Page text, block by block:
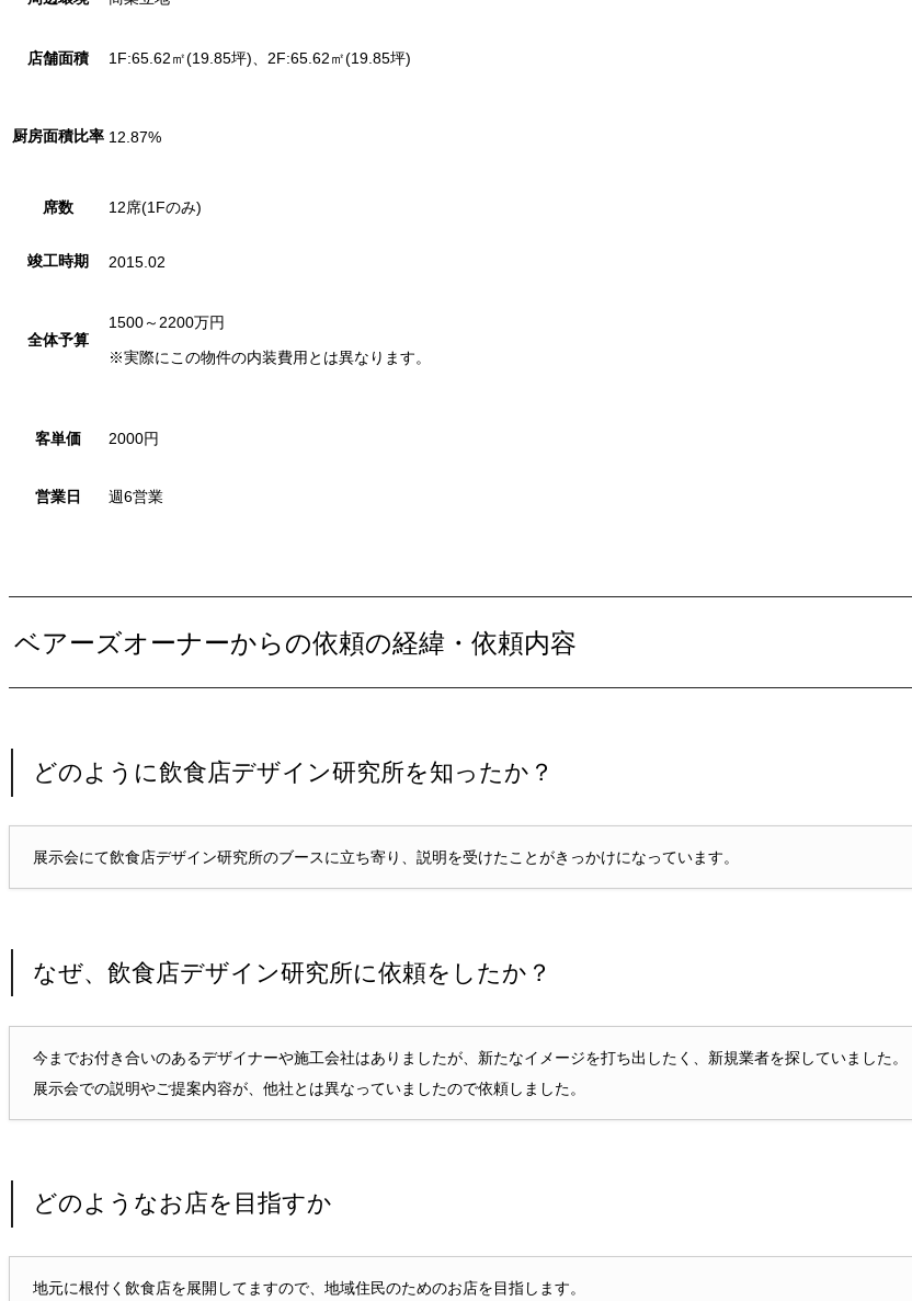
店舗面積 1F:65.62㎡(19.85坪)、2F:65.62㎡(19.85坪)
厨房面積比率 12.87%
席数 12席(1Fのみ)
竣工時期 2015.02
全体予算
1500～2200万円
※実際にこの物件の内装費用とは異なります。
客単価 2000円
営業日 週6営業
ベアーズオーナーからの依頼の経緯・依頼内容
どのように飲食店デザイン研究所を知ったか？
展示会にて飲食店デザイン研究所のブースに立ち寄り、説明を受けたことがきっかけになっています。
なぜ、飲食店デザイン研究所に依頼をしたか？
今までお付き合いのあるデザイナーや施工会社はありましたが、新たなイメージを打ち出したく、新規業者を探していました。
展示会での説明やご提案内容が、他社とは異なっていましたので依頼しました。
どのようなお店を目指すか
地元に根付く飲食店を展開してますので、地域住民のためのお店を目指します。